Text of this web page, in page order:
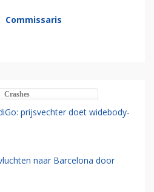
Commissaris
Crashes
prijsvechter doet widebody-
naar Barcelona door